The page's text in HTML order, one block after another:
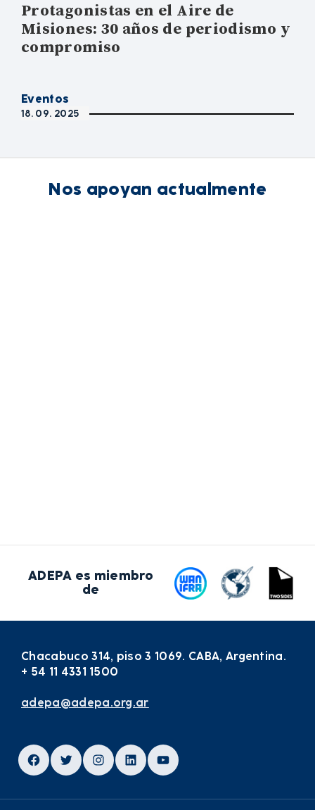
Protagonistas en el Aire de
Misiones: 30 años de periodismo y
compromiso
Eventos
18. 09. 2025
Nos apoyan actualmente
ADEPA es miembro
de
Chacabuco 314, piso 3 1069. CABA, Argentina.
+ 54 11 4331 1500
adepa@adepa.org.ar
Facebook
TwitterInstagram
LinkedInYouTube